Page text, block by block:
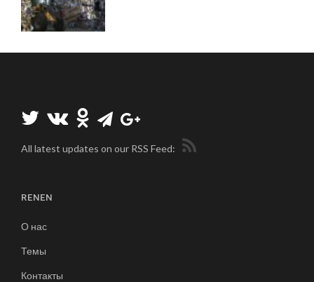
All latest updates on our RSS Feed:
RENEN
О нас
Темы
Контакты